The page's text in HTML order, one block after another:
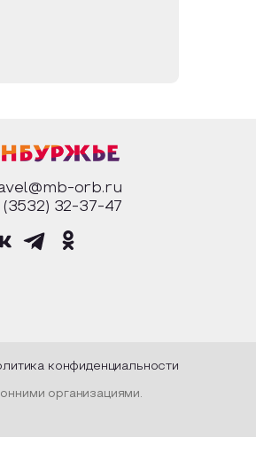
orb.ru
(3532) 32-37-47
конфиденциальности
организациями.